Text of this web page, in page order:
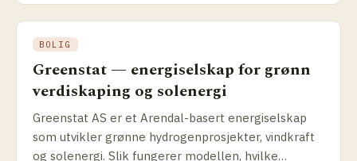
BOLIG
Greenstat — energiselskap for grønn
verdiskaping og solenergi
Greenstat AS er et Arendal-basert energiselskap
som utvikler grønne hydrogenprosjekter, vindkraft
og solenergi. Slik fungerer modellen, hvilke